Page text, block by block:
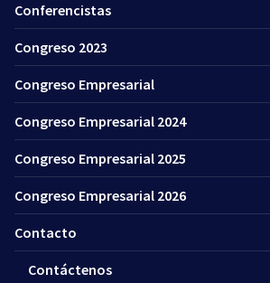
Conferencistas
Congreso 2023
Congreso Empresarial
Congreso Empresarial 2024
Congreso Empresarial 2025
Congreso Empresarial 2026
Contacto
Contáctenos